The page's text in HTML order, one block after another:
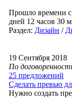
Прошло времени с
дней 12 часов 30
Раздел: Дизайн /
19 Сентября 2018
По
25 предложений
Сделать превью
Нужно создать